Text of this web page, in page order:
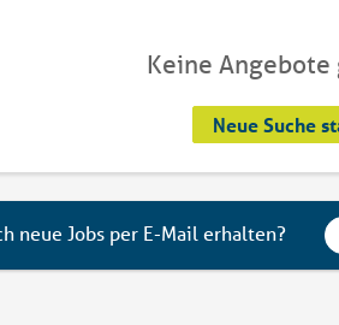
Keine
Neue Suche
neue Jobs per E-Mail erhalten?